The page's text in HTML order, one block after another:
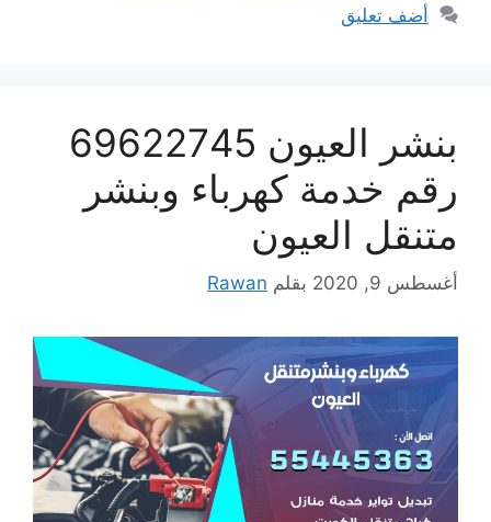
أضف تعليق
بنشر العيون 69622745
رقم خدمة كهرباء وبنشر
متنقل العيون
أغسطس 9, 2020 بقلم Rawan